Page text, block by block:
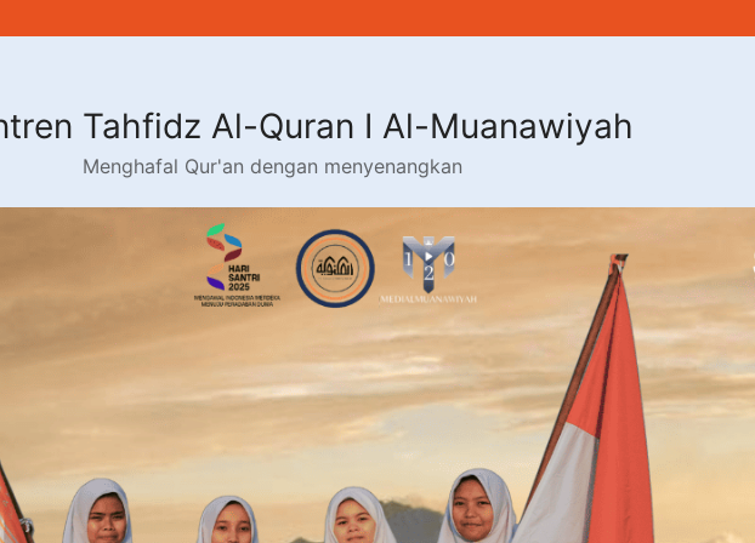
Tahfidz Al-Quran I Al-Muanawiyah
Menghafal Qur'an dengan menyenangkan